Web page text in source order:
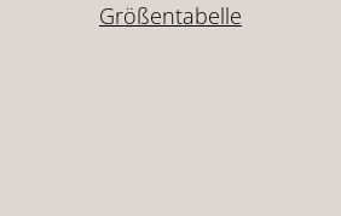
Größentabelle